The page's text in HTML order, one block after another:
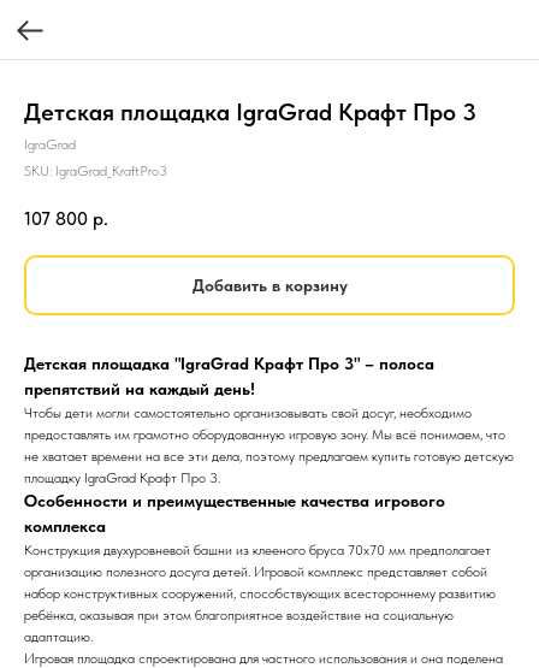
Детская площадка IgraGrad Крафт Про 3
IgraGrad
SKU: IgraGrad_KraftPro3
107 800 р.
Добавить в корзину
Детская площадка "IgraGrad Крафт Про 3" – полоса
препятствий на каждый день!
Чтобы дети могли самостоятельно организовывать свой досуг, необходимо
предоставлять им грамотно оборудованную игровую зону. Мы всё понимаем, что
не хватает времени на все эти дела, поэтому предлагаем купить готовую детскую
площадку IgraGrad Крафт Про 3.
Особенности и преимущественные качества игрового
комплекса
Конструкция двухуровневой башни из клееного бруса 70х70 мм предполагает
организацию полезного досуга детей. Игровой комплекс представляет собой
набор конструктивных сооружений, способствующих всестороннему развитию
ребёнка, оказывая при этом благоприятное воздействие на социальную
адаптацию.
Игровая площадка спроектирована для частного использования и она поделена